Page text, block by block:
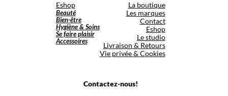
Eshop
Beauté
Bien-être
Hygiène & Soins
Se faire plaisir
Accessoires
La boutique
Les marques
Contact
Eshop
Le studio
Livraison & Retours
Vie privée & Cookies
Contactez-nous!